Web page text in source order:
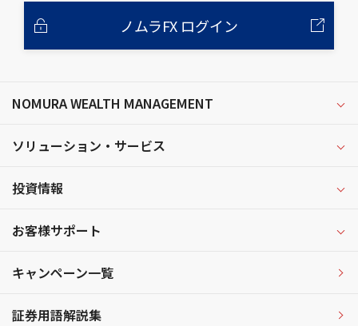
ノムラFX ログイン
NOMURA WEALTH MANAGEMENT
ソリューション・サービス
投資情報
お客様サポート
キャンペーン一覧
証券用語解説集